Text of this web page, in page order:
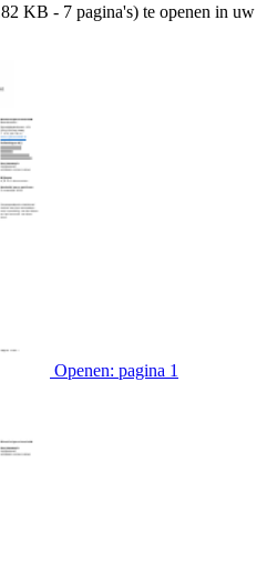
KB - 7 pagina's) te openen in uw
Openen: pagina 1